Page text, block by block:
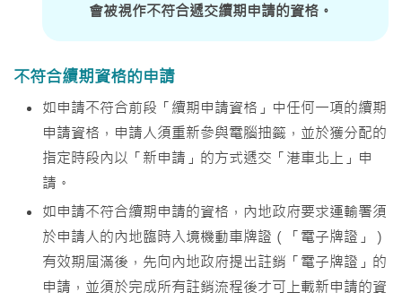
會被視作不符合遞交續期申請的資格。
不符合續期資格的申請
如申請不符合前段「續期申請資格」中任何一項的續期
申請資格，申請人須重新參與電腦抽籤，並於獲分配的
指定時段內以「新申請」的方式遞交「港車北上」申
請。
如申請不符合續期申請的資格，內地政府要求運輸署須
於申請人的內地臨時入境機動車牌證（「電子牌證」）
有效期屆滿後，先向內地政府提出註銷「電子牌證」的
申請，並須於完成所有註銷流程後才可上載新申請的資